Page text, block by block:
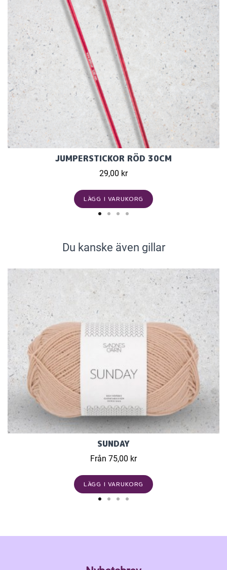
JUMPERSTICKOR RÖD 30CM
29,00 kr
LÄGG I VARUKORG
Du kanske även gillar
SUNDAY
Från 75,00 kr
LÄGG I VARUKORG